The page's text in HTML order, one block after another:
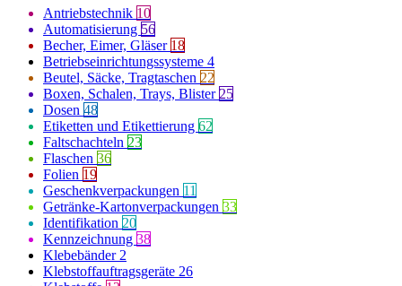
Antriebstechnik 10
Automatisierung 56
Becher, Eimer, Gläser 18
Betriebseinrichtungssysteme 4
Beutel, Säcke, Tragtaschen 22
Boxen, Schalen, Trays, Blister 25
Dosen 48
Etiketten und Etikettierung 62
Faltschachteln 23
Flaschen 36
Folien 19
Geschenkverpackungen 11
Getränke-Kartonverpackungen 33
Identifikation 20
Kennzeichnung 38
Klebebänder 2
Klebstoffauftragsgeräte 26